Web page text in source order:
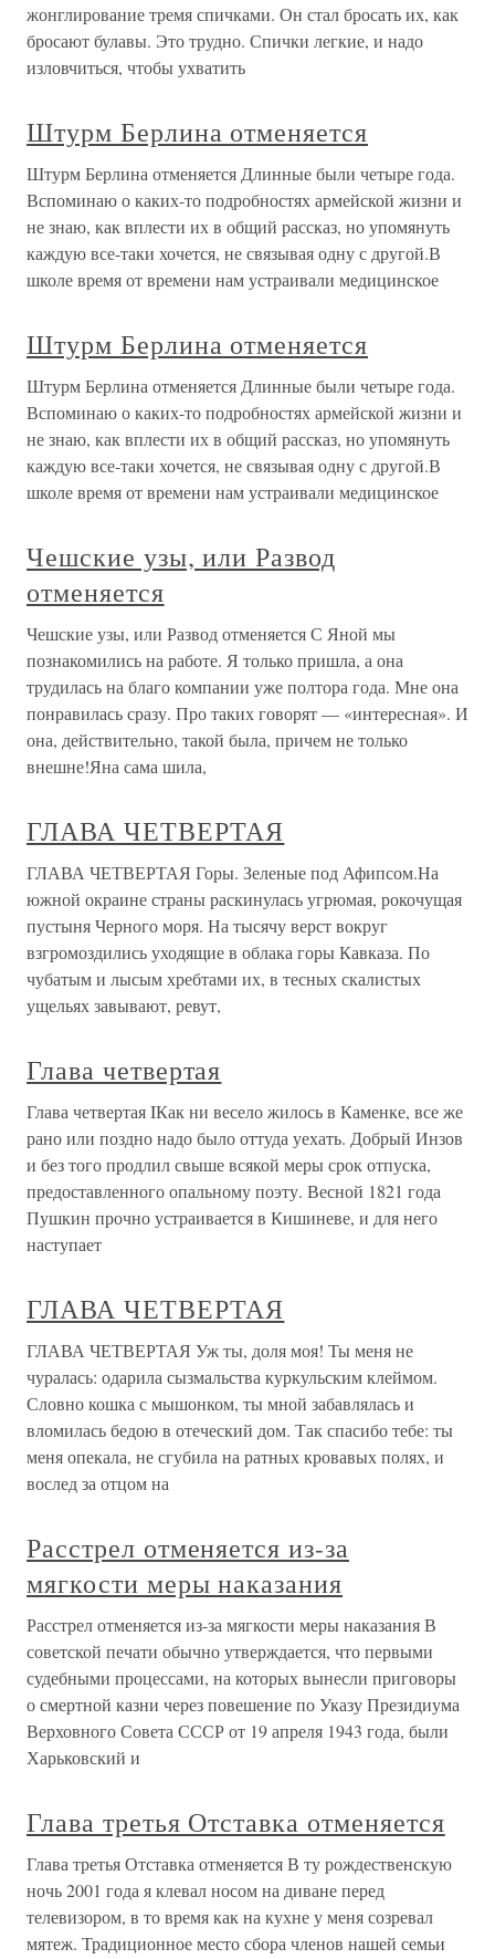
жонглирование тремя спичками. Он стал бросать их, как
бросают булавы. Это трудно. Спички легкие, и надо
изловчиться, чтобы ухватить
Штурм Берлина отменяется
Штурм Берлина отменяется Длинные были четыре года.
Вспоминаю о каких-то подробностях армейской жизни и
не знаю, как вплести их в общий рассказ, но упомянуть
каждую все-таки хочется, не связывая одну с другой.В
школе время от времени нам устраивали медицинское
Штурм Берлина отменяется
Штурм Берлина отменяется Длинные были четыре года.
Вспоминаю о каких-то подробностях армейской жизни и
не знаю, как вплести их в общий рассказ, но упомянуть
каждую все-таки хочется, не связывая одну с другой.В
школе время от времени нам устраивали медицинское
Чешские узы, или Развод
отменяется
Чешские узы, или Развод отменяется С Яной мы
познакомились на работе. Я только пришла, а она
трудилась на благо компании уже полтора года. Мне она
понравилась сразу. Про таких говорят — «интересная». И
она, действительно, такой была, причем не только
внешне!Яна сама шила,
ГЛАВА ЧЕТВЕРТАЯ
ГЛАВА ЧЕТВЕРТАЯ Горы. Зеленые под Афипсом.На
южной окраине страны раскинулась угрюмая, рокочущая
пустыня Черного моря. На тысячу верст вокруг
взгромоздились уходящие в облака горы Кавказа. По
чубатым и лысым хребтами их, в тесных скалистых
ущельях завывают, ревут,
Глава четвертая
Глава четвертая IКак ни весело жилось в Каменке, все же
рано или поздно надо было оттуда уехать. Добрый Инзов
и без того продлил свыше всякой меры срок отпуска,
предоставленного опальному поэту. Весной 1821 года
Пушкин прочно устраивается в Кишиневе, и для него
наступает
ГЛАВА ЧЕТВЕРТАЯ
ГЛАВА ЧЕТВЕРТАЯ Уж ты, доля моя! Ты меня не
чуралась: одарила сызмальства куркульским клеймом.
Словно кошка с мышонком, ты мной забавлялась и
вломилась бедою в отеческий дом. Так спасибо тебе: ты
меня опекала, не сгубила на ратных кровавых полях, и
вослед за отцом на
Расстрел отменяется из-за
мягкости меры наказания
Расстрел отменяется из-за мягкости меры наказания В
советской печати обычно утверждается, что первыми
судебными процессами, на которых вынесли приговоры
о смертной казни через повешение по Указу Президиума
Верховного Совета СССР от 19 апреля 1943 года, были
Харьковский и
Глава третья Отставка отменяется
Глава третья Отставка отменяется В ту рождественскую
ночь 2001 года я клевал носом на диване перед
телевизором, в то время как на кухне у меня созревал
мятеж. Традиционное место сбора членов нашей семьи